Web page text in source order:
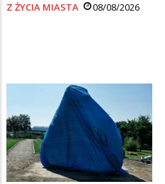
Z ŻYCIA MIASTA 08/08/2026